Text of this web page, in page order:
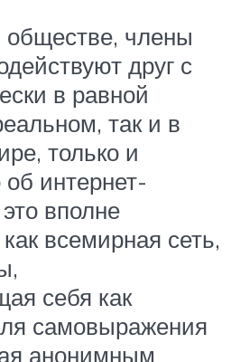
члены
друг с
в равной
так и в
только и
об интернет-
вполне
всемирная сеть,
себя как
самовыражения
анонимным